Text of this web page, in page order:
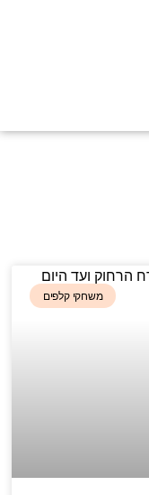
משחקי קלפים